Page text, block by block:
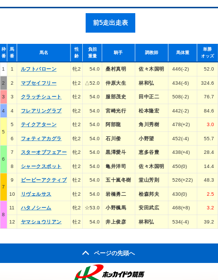
前5走出走表
枠
番
馬
番
馬名
性
齢
負担
重量
騎手 調教師 馬体重
単勝
オッズ
1 1 ルフトバローン 牝2 54.0 桑村真明 佐々木国明 446(-2) 52.0
2 2 マブセイフリー 牡2 △52.0 仲原大生 林和弘 434(-6) 324.6
3 3 クラッチシュート 牡2 54.0 服部茂史 田中正二 508(-2) 76.7
4 4 フレアリングラブ 牝2 54.0 宮崎光行 松本隆宏 442(-2) 84.6
5
5 テイクアターン 牡2 54.0 阿部龍 角川秀樹 478(+2) 3.0
6 フォティアカグラ 牝2 54.0 石川倭 小野望 452(-4) 55.7
6
7 スターオブフェアー 牝2 54.0 黒澤愛斗 恵多谷豊 438(+4) 28.4
8 シャークスポット 牡2 54.0 亀井洋司 佐々木国明 450(0) 14.4
7
9 ビービーアクティブ 牡2 54.0 五十嵐冬樹 堂山芳則 526(+22) 48.3
10 リヴェルサス 牡2 54.0 岩橋勇二 桧森邦夫 430(0) 2.5
8
11 ハタノシーム 牝2 ☆53.0 小野楓馬 安田武広 468(+8) 3.2
12 ヤマショウリアン 牡2 54.0 井上俊彦 林和弘 534(-4) 39.2
ページの先頭へ